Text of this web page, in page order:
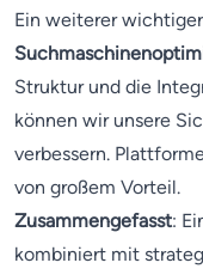
Ein weiterer
Struktur und die
können wir unsere
verbessern.
von großem Vorteil.
Zusammengefasst:
kombiniert mit